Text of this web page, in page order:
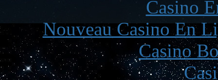
Casino
Nouveau Casino En
Casino